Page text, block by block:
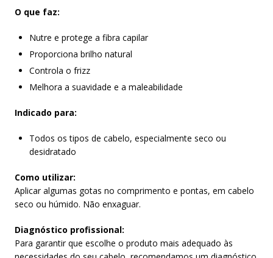
O que faz:
Nutre e protege a fibra capilar
Proporciona brilho natural
Controla o frizz
Melhora a suavidade e a maleabilidade
Indicado para:
Todos os tipos de cabelo, especialmente seco ou
desidratado
Como utilizar:
Aplicar algumas gotas no comprimento e pontas, em cabelo
seco ou húmido. Não enxaguar.
Diagnóstico profissional:
Para garantir que escolhe o produto mais adequado às